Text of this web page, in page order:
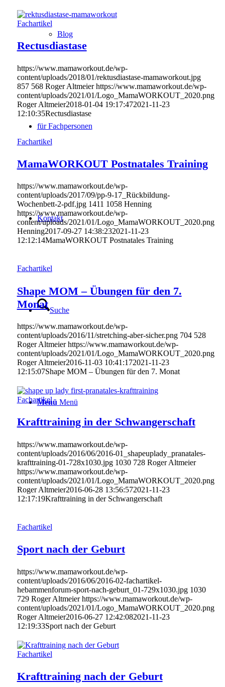
Blog
für Fachpersonen
Kontakt
Suche
Menü Menü
Fachartikel
Rectusdiastase
https://www.mamaworkout.de/wp-
content/uploads/2018/01/rektusdiastase-mamaworkout.jpg
857 568 Roger Altmeier https://www.mamaworkout.de/wp-
content/uploads/2021/01/Logo_MamaWORKOUT_2020.png
Roger Altmeier2018-01-04 19:17:472021-11-23
12:10:35Rectusdiastase
Fachartikel
MamaWORKOUT Postnatales Training
https://www.mamaworkout.de/wp-
content/uploads/2017/09/pp-9-17_Rückbildung-
Wochenbett-2-pdf.jpg 1411 1058 Henning
https://www.mamaworkout.de/wp-
content/uploads/2021/01/Logo_MamaWORKOUT_2020.png
Henning2017-09-27 14:38:232021-11-23
12:12:14MamaWORKOUT Postnatales Training
Fachartikel
Shape MOM – Übungen für den 7.
Monat
https://www.mamaworkout.de/wp-
content/uploads/2016/11/stretching-aber-sicher.png 704 528
Roger Altmeier https://www.mamaworkout.de/wp-
content/uploads/2021/01/Logo_MamaWORKOUT_2020.png
Roger Altmeier2016-11-03 10:41:172021-11-23
12:15:07Shape MOM – Übungen für den 7. Monat
Fachartikel
Krafttraining in der Schwangerschaft
https://www.mamaworkout.de/wp-
content/uploads/2016/06/2016-01_shapeuplady_pranatales-
krafttraining-01-728x1030.jpg 1030 728 Roger Altmeier
https://www.mamaworkout.de/wp-
content/uploads/2021/01/Logo_MamaWORKOUT_2020.png
Roger Altmeier2016-06-28 13:56:572021-11-23
12:17:19Krafttraining in der Schwangerschaft
Fachartikel
Sport nach der Geburt
https://www.mamaworkout.de/wp-
content/uploads/2016/06/2016-02-fachartikel-
hebammenforum-sport-nach-geburt_01-729x1030.jpg 1030
729 Roger Altmeier https://www.mamaworkout.de/wp-
content/uploads/2021/01/Logo_MamaWORKOUT_2020.png
Roger Altmeier2016-06-27 12:42:082021-11-23
12:19:33Sport nach der Geburt
Fachartikel
Krafttraining nach der Geburt